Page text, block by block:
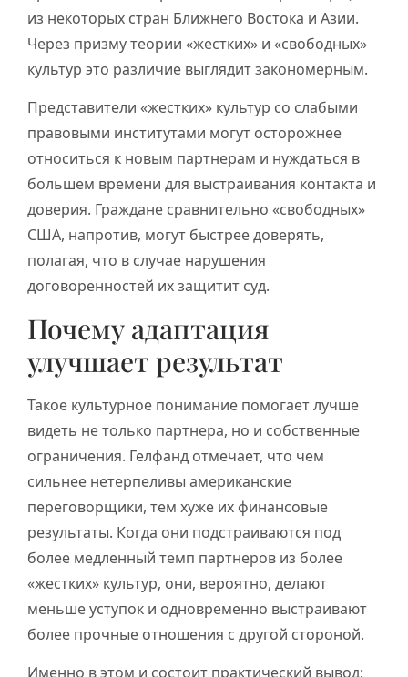
из некоторых стран Ближнего Востока и Азии.
Через призму теории «жестких» и «свободных»
культур это различие выглядит закономерным.
Представители «жестких» культур со слабыми
правовыми институтами могут осторожнее
относиться к новым партнерам и нуждаться в
большем времени для выстраивания контакта и
доверия. Граждане сравнительно «свободных»
США, напротив, могут быстрее доверять,
полагая, что в случае нарушения
договоренностей их защитит суд.
Почему адаптация
улучшает результат
Такое культурное понимание помогает лучше
видеть не только партнера, но и собственные
ограничения. Гелфанд отмечает, что чем
сильнее нетерпеливы американские
переговорщики, тем хуже их финансовые
результаты. Когда они подстраиваются под
более медленный темп партнеров из более
«жестких» культур, они, вероятно, делают
меньше уступок и одновременно выстраивают
более прочные отношения с другой стороной.
Именно в этом и состоит практический вывод: